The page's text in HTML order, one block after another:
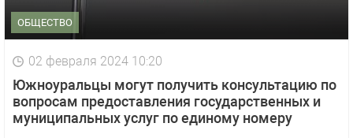
ОБЩЕСТВО
02 февраля 2024 10:20
Южноуральцы могут получить консультацию по
вопросам предоставления государственных и
муниципальных услуг по единому номеру